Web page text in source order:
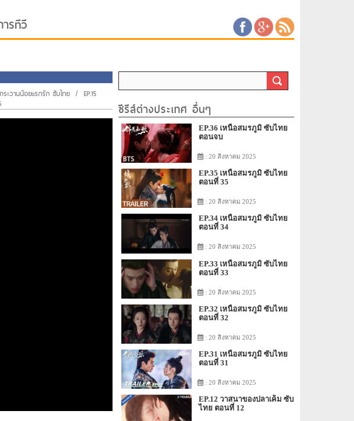
รทีวี
กระวานน้อยแรกรัก ซับไทย / EP.15
ซีรีส์ต่างประเทศ อื่นๆ
EP.36 เหนือสมรภูมิ ซับไทย
ตอนจบ
: 20 สิงหาคม 2025
EP.35 เหนือสมรภูมิ ซับไทย
ตอนที่ 35
: 20 สิงหาคม 2025
EP.34 เหนือสมรภูมิ ซับไทย
ตอนที่ 34
: 20 สิงหาคม 2025
EP.33 เหนือสมรภูมิ ซับไทย
ตอนที่ 33
: 20 สิงหาคม 2025
EP.32 เหนือสมรภูมิ ซับไทย
ตอนที่ 32
: 20 สิงหาคม 2025
EP.31 เหนือสมรภูมิ ซับไทย
ตอนที่ 31
: 20 สิงหาคม 2025
EP.12 วาสนาของปลาเค็ม ซับ
ไทย ตอนที่ 12